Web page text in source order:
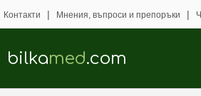
Контакти | Мнения, въпроси и препоръки |
bilkamed.com